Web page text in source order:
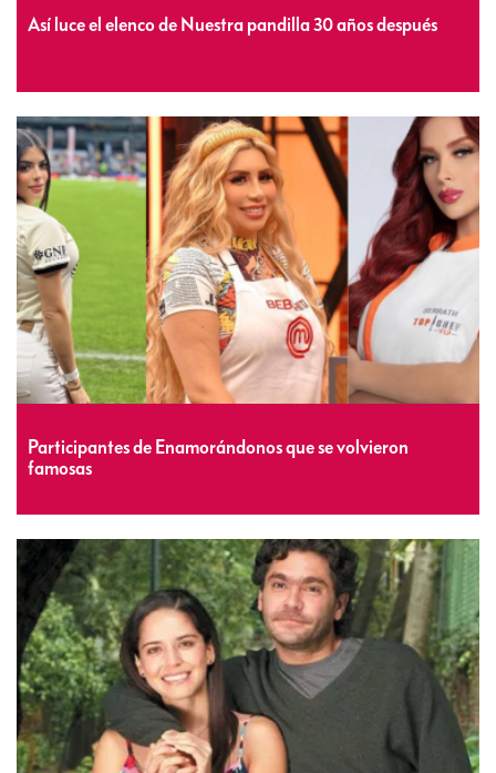
Así luce el elenco de Nuestra pandilla 30 años después
Participantes de Enamorándonos que se volvieron
famosas